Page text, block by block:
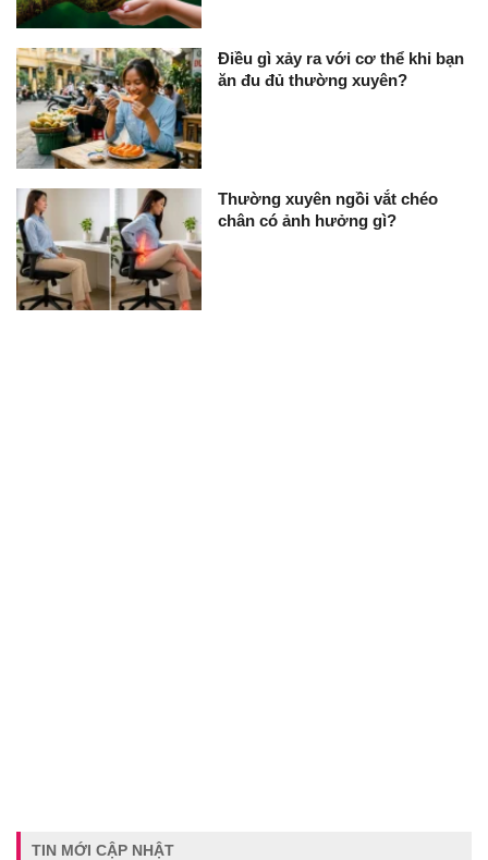
Điều gì xảy ra với cơ thể khi bạn
ăn đu đủ thường xuyên?
Thường xuyên ngồi vắt chéo
chân có ảnh hưởng gì?
TIN MỚI CẬP NHẬT